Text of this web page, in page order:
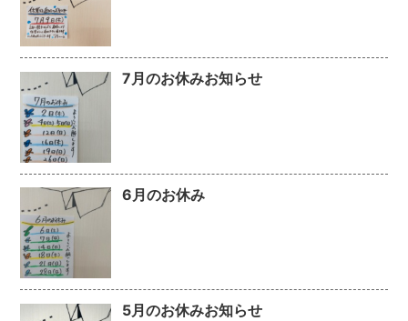
7月のお休みお知らせ
6月のお休み
5月のお休みお知らせ